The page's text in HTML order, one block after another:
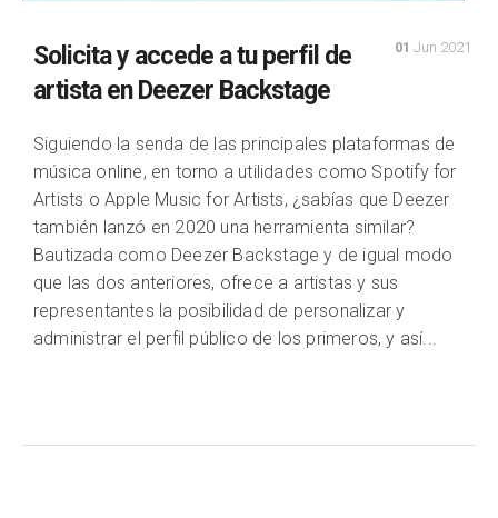
01 Jun 2021
Solicita y accede a tu perfil de
artista en Deezer Backstage
Siguiendo la senda de las principales plataformas de
música online, en torno a utilidades como Spotify for
Artists o Apple Music for Artists, ¿sabías que Deezer
también lanzó en 2020 una herramienta similar?
Bautizada como Deezer Backstage y de igual modo
que las dos anteriores, ofrece a artistas y sus
representantes la posibilidad de personalizar y
administrar el perfil público de los primeros, y así...